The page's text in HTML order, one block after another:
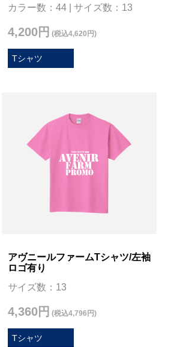
カラー数：44 | サイズ数：13
Tシャツ
4,200円 (税込4,620円)
アヴニールファームTシャツ/左袖
ロゴ有り
サイズ数：13
Tシャツ
4,360円 (税込4,796円)